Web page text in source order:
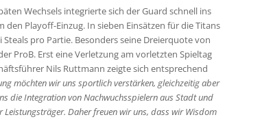
Wechsels integrierte sich der Guard schnell ins
Playoff-Einzug. In sieben Einsätzen für die Titans
pro Partie. Besonders seine Dreierquote von
ProB. Erst eine Verletzung am vorletzten Spieltag
Nils Ruttmann zeigte sich entsprechend
möchten wir uns sportlich verstärken, gleichzeitig aber
die Integration von Nachwuchsspielern aus Stadt und
Daher freuen wir uns, dass wir Wisdom